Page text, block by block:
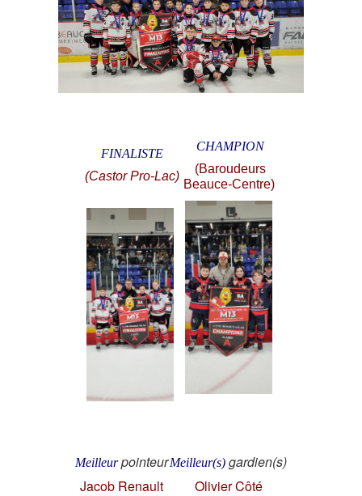
FINALISTE
(Castor Pro-Lac)
CHAMPION
(Baroudeurs
Beauce-Centre)
MeilleurpointeurMeilleur(s) gardien(s)
Jacob Renault
Olivier Côté